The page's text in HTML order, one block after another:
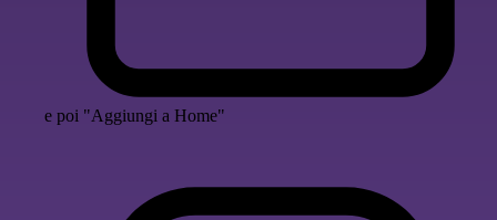
e poi "Aggiungi a Home"